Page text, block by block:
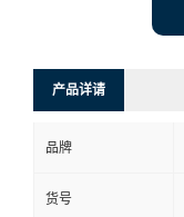
产品详请
品牌
货号